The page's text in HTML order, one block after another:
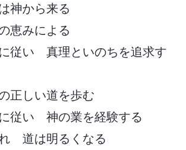
神から来る
恵みによる
従い 真理といのちを追求す
正しい道を歩む
従い 神の業を経験する
道は明るくなる